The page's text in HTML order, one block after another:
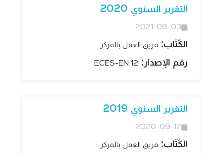
التقرير السنوي 2020
2021-08-03
الكُتّاب: فريق العمل بالمركز
رقم الإصدار: ECES-EN 12
التقرير السنوي 2019
2020-09-17
الكُتّاب: فريق العمل بالمركز